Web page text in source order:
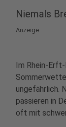
Niemals
Anzeige
Im Rhein-
ungefährlich.
passieren in
oft mit